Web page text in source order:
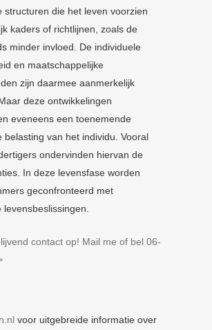
structuren die het leven voorzien
kaders of richtlijnen, zoals de
minder invloed. De individuele
en maatschappelijke
zijn daarmee aanmerkelijk
deze ontwikkelingen
eveneens een toenemende
belasting van het individu. Vooral
ondervinden hiervan de
In deze levensfase worden
geconfronteerd met
levensbeslissingen.
contact op! Mail me of bel 06-
voor uitgebreide informatie over